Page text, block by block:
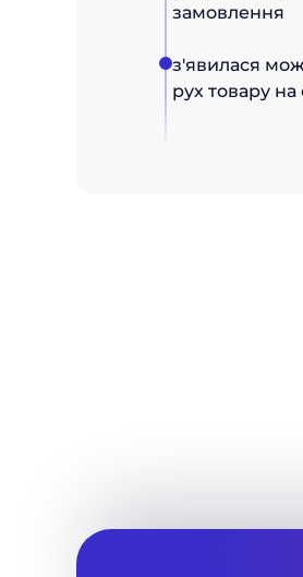
замовлення
з'явилася
рух товару на